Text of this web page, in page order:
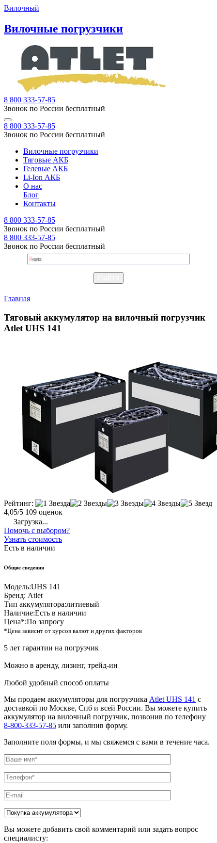
Вилочный
Вилочные погрузчики
8 800 333-57-85
Звонок по России бесплатный
8 800 333-57-85
Звонок по России бесплатный
Вилочные погрузчики
Тяговые АКБ
Гелевые АКБ
Li-Ion АКБ
О нас
Блог
Контакты
8 800 333-57-85
Звонок по России бесплатный
8 800 333-57-85
Звонок по России бесплатный
Главная
Тяговый аккумулятор на вилочный погрузчик
Atlet UHS 141
Рейтинг:
4,05/5 109 оценок
Загрузка...
Помочь с выбором?
Узнать стоимость
Есть в наличии
Общие сведения
Модель:UHS 141
Бренд: Atlet
Тип аккумулятора:литиевый
Наличие:Есть в наличии
Цена*:По запросу
*Цена зависит от курсов валют и других факторов
5 лет гарантии на погрузчик
Можно в аренду, лизинг, трейд-ин
Любой удобный способ оплаты
Мы продаем аккумуляторы для погрузчика Atlet UHS 141 с
доставкой по Москве, Спб и всей России. Вы можете купить
аккумулятор на вилочный погрузчик, позвонив по телефону
8-800-333-57-85 или заполнив форму.
Заполните поля формы, и мы свяжемся с вами в течение часа.
Вы можете добавить свой комментарий или задать вопрос
специалисту: